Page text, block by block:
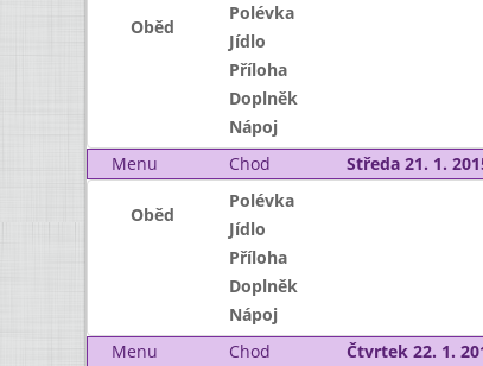
Oběd
Polévka
Jídlo
Příloha
Doplněk
Nápoj
Menu
Chod Středa 21. 1.
Oběd
Polévka
Jídlo
Příloha
Doplněk
Nápoj
Menu
Chod Čtvrtek 22. 1.